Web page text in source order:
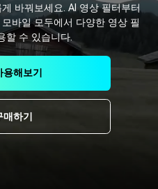
바꿔보세요. AI 영상 필터부터
바일 모두에서 다양한 영상 필
할 수 있습니다.
해보기
하기